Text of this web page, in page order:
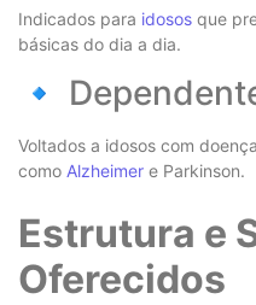
Indicados para idosos que
básicas do dia a dia.
🔹
Voltados a idosos com
como Alzheimer e Parkinson.
Estrutura e
Oferecidos